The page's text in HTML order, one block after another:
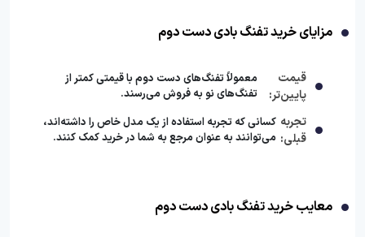
مزایای خرید تفنگ بادی دست دوم
قیمت
پایین‌تر:
معمولاً تفنگ‌های دست دوم با قیمتی کمتر از
تفنگ‌های نو به فروش می‌رسند.
تجربه
قبلی:
کسانی که تجربه استفاده از یک مدل خاص را داشته‌اند،
می‌توانند به عنوان مرجع به شما در خرید کمک کنند.
معایب خرید تفنگ بادی دست دوم